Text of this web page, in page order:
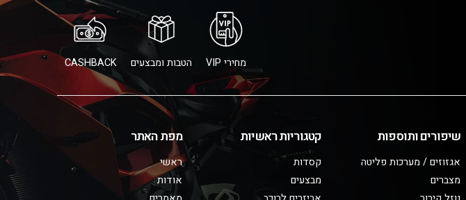
מחירי VIP הטבות ומבצעים CASHBACK
שיפורים ותוספות
אגזוזים / מערכות פליטה
מצברים
קטגוריות ראשיות
קסדות
מבצעים
מפת האתר
ראשי
אודות